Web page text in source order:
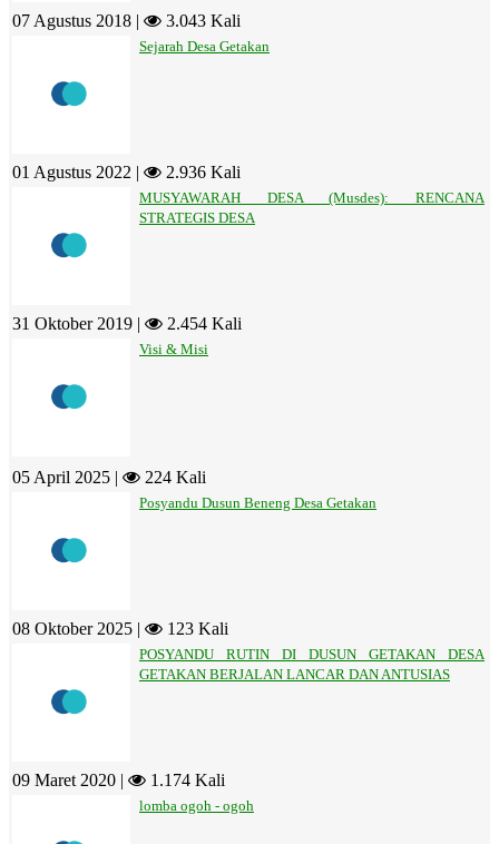
07 Agustus 2018 | 3.043 Kali
Sejarah Desa Getakan
01 Agustus 2022 | 2.936 Kali
MUSYAWARAH DESA (Musdes): RENCANA
STRATEGIS DESA
31 Oktober 2019 | 2.454 Kali
Visi & Misi
05 April 2025 | 224 Kali
Posyandu Dusun Beneng Desa Getakan
08 Oktober 2025 | 123 Kali
POSYANDU RUTIN DI DUSUN GETAKAN DESA
GETAKAN BERJALAN LANCAR DAN ANTUSIAS
09 Maret 2020 | 1.174 Kali
lomba ogoh - ogoh